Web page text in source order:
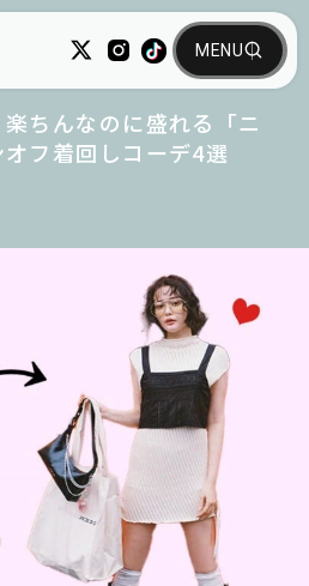
ちんなのに盛れる「ニ
フ着回しコーデ4選